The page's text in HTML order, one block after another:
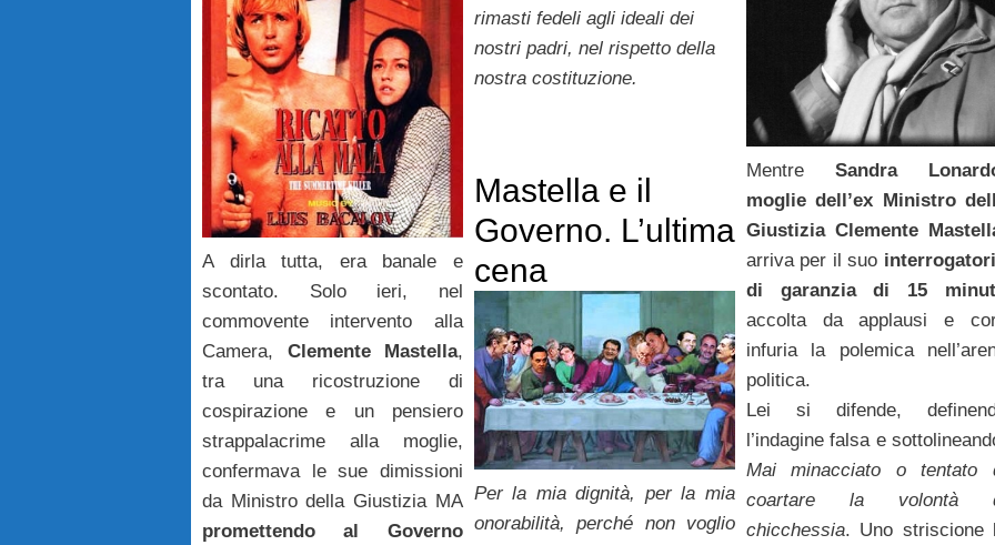
rimasti fedeli agli ideali dei
nostri padri, nel rispetto della
nostra costituzione.
Mentre Sandra
moglie dell’ex Ministro
Giustizia Clemente
arriva per il suo
di garanzia di 15
accolta da applausi e
infuria la polemica
politica.
Lei si difende,
l’indagine falsa e
Mai minacciato o tentato
coartare la volontà
chicchessia. Uno striscione
A dirla tutta, era banale e
scontato. Solo ieri, nel
commovente intervento alla
Camera, Clemente Mastella,
tra una ricostruzione di
cospirazione e un pensiero
strappalacrime alla moglie,
confermava le sue dimissioni
da Ministro della Giustizia MA
promettendo al Governo
Mastella e il
Governo. L’ultima
cena
Per la mia dignità, per la mia
onorabilità, perché non voglio